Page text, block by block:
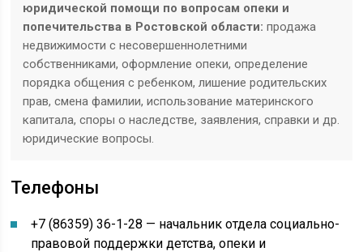
юридической помощи по вопросам опеки и
попечительства в Ростовской области:продажа
недвижимости с несовершеннолетними
собственниками, оформление опеки, определение
порядка общения с ребенком, лишение родительских
прав, смена фамилии, использование материнского
капитала, споры о наследстве, заявления, справки и др.
юридические вопросы.
Телефоны
+7 (86359) 36-1-28 — начальник отдела социально-
правовой поддержки детства, опеки и